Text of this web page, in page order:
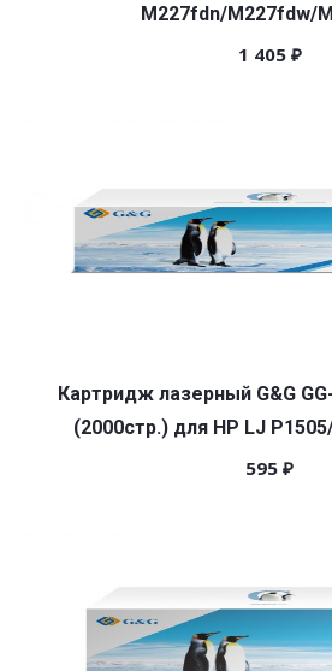
M227fdn/M227fdw/
1 405 ₽
Картридж лазерный G&G
(2000стр.) для HP LJ
595 ₽